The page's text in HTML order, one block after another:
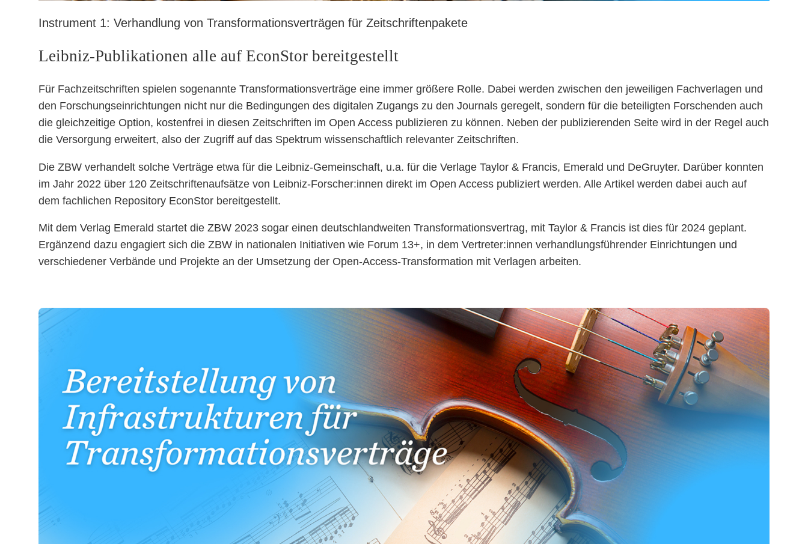
Instrument 1: Verhandlung von Transformationsverträgen für Zeitschriftenpakete
Leibniz-Publikationen alle auf EconStor bereitgestellt
Für Fachzeitschriften spielen sogenannte Transformationsverträge eine immer größere Rolle. Dabei werden zwischen den jeweiligen Fachverlagen und
den Forschungseinrichtungen nicht nur die Bedingungen des digitalen Zugangs zu den Journals geregelt, sondern für die beteiligten Forschenden auch
die gleichzeitige Option, kostenfrei in diesen Zeitschriften im Open Access publizieren zu können. Neben der publizierenden Seite wird in der Regel auch
die Versorgung erweitert, also der Zugriff auf das Spektrum wissenschaftlich relevanter Zeitschriften.
Die ZBW verhandelt solche Verträge etwa für die Leibniz-Gemeinschaft, u.a. für die Verlage Taylor & Francis, Emerald und DeGruyter. Darüber konnten
im Jahr 2022 über 120 Zeitschriftenaufsätze von Leibniz-Forscher:innen direkt im Open Access publiziert werden. Alle Artikel werden dabei auch auf
dem fachlichen Repository EconStor bereitgestellt.
Mit dem Verlag Emerald startet die ZBW 2023 sogar einen deutschlandweiten Transformationsvertrag, mit Taylor & Francis ist dies für 2024 geplant.
Ergänzend dazu engagiert sich die ZBW in nationalen Initiativen wie Forum 13+, in dem Vertreter:innen verhandlungsführender Einrichtungen und
verschiedener Verbände und Projekte an der Umsetzung der Open-Access-Transformation mit Verlagen arbeiten.